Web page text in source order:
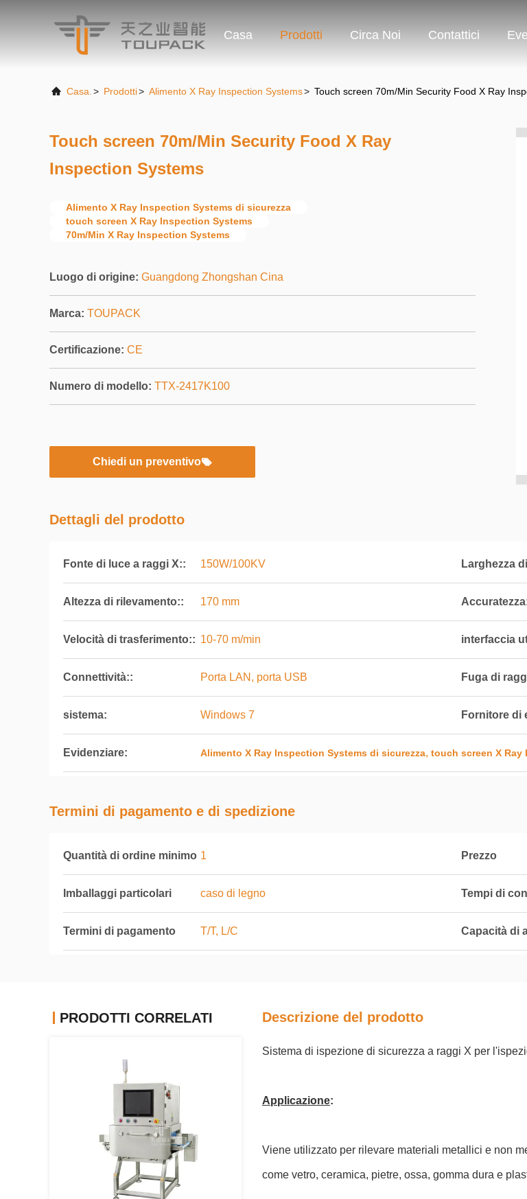
Casa Prodotti Circa Noi Contattici
Casa. > Prodotti> Alimento X Ray Inspection Systems> Touch screen 70m/Min Security Food X Ray
Touch screen 70m/Min Security Food X Ray
Inspection Systems
Alimento X Ray Inspection Systems di sicurezza
touch screen X Ray Inspection Systems
70m/Min X Ray Inspection Systems
Luogo di origine: Guangdong Zhongshan Cina
Marca: TOUPACK
Certificazione: CE
Numero di modello: TTX-2417K100
Chiedi un preventivo
Dettagli del prodotto
Fonte di luce a raggi X:: 150W/100KV Larghezza
Altezza di rilevamento:: 170 mm
Velocità di trasferimento:: 10-70 m/min interfaccia
Connettività:: Porta LAN, porta USB Fuga di
sistema: Windows 7 Fornitore di
Evidenziare: Alimento X Ray Inspection Systems di sicurezza, touch screen X Ray
Termini di pagamento e di spedizione
Quantità di ordine minimo 1 Prezzo
Imballaggi particolari caso di legno Tempi di
Termini di pagamento T/T, L/C Capacità di
PRODOTTI CORRELATI Descrizione del prodotto
Sistema di ispezione di sicurezza a raggi X per
Applicazione:
Viene utilizzato per rilevare materiali metallici e non
come vetro, ceramica, pietre, ossa, gomma dura e